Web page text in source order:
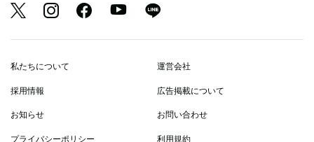
私たちについて 運営会社
採用情報 広告掲載について
お知らせ お問い合わせ
プライバシーポリシー 利用規約